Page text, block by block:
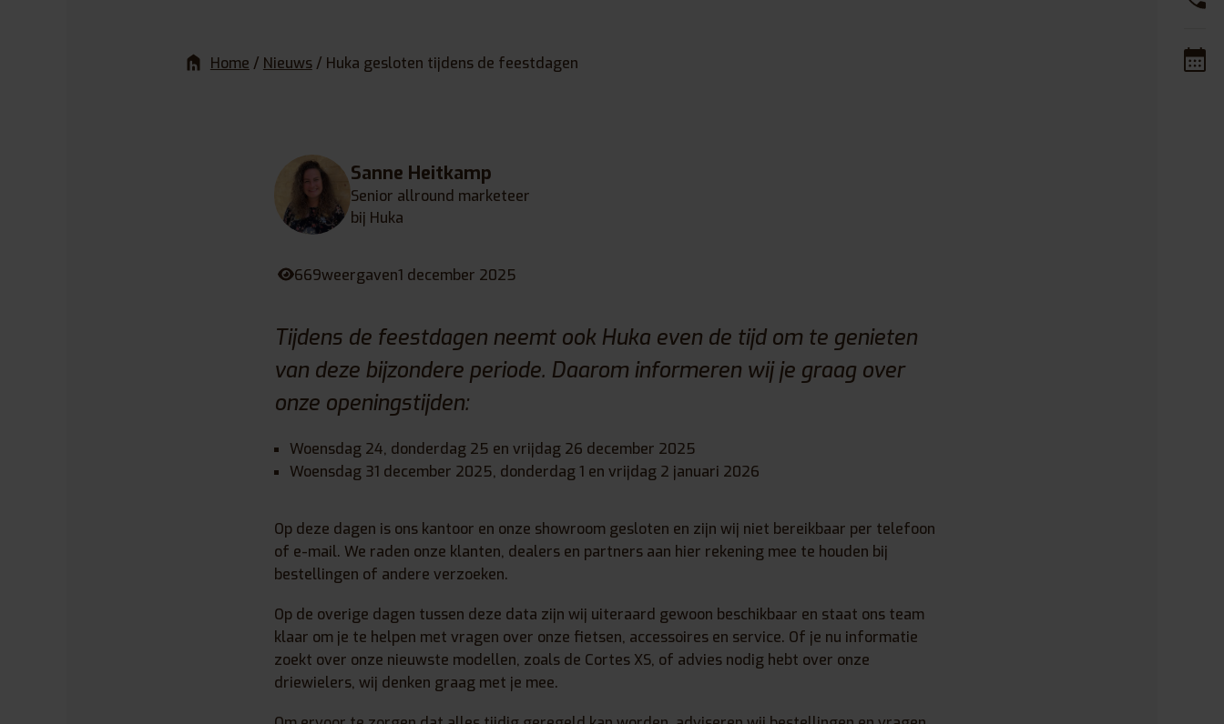
Home / Nieuws/ Huka gesloten tijdens de feestdagen
Sanne Heitkamp
Senior allround marketeer
bij Huka
669weergaven1 december 2025
Tijdens de feestdagen neemt ook Huka even de tijd om te genieten
van deze bijzondere periode. Daarom informeren wij je graag over
onze openingstijden:
Woensdag 24, donderdag 25 en vrijdag 26 december 2025
Woensdag 31 december 2025, donderdag 1 en vrijdag 2 januari 2026
Op deze dagen is ons kantoor en onze showroom gesloten en zijn wij niet bereikbaar per telefoon
of e-mail. We raden onze klanten, dealers en partners aan hier rekening mee te houden bij
bestellingen of andere verzoeken.
Op de overige dagen tussen deze data zijn wij uiteraard gewoon beschikbaar en staat ons team
klaar om je te helpen met vragen over onze fietsen, accessoires en service. Of je nu informatie
zoekt over onze nieuwste modellen, zoals de Cortes XS, of advies nodig hebt over onze
driewielers, wij denken graag met je mee.